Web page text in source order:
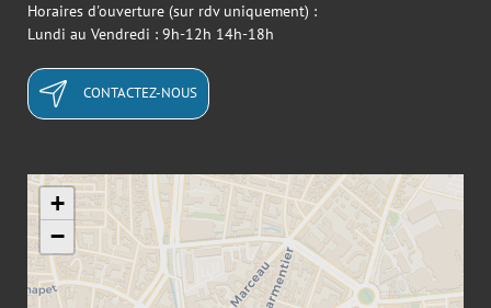
Horaires d'ouverture (sur rdv uniquement) :
Lundi au Vendredi : 9h-12h 14h-18h
CONTACTEZ-NOUS
+
−